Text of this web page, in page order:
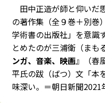
田中正造が師と仰いだ
の著作集（全９巻＋別巻
学術書の出版社」を意識
とめたのが三浦衛（まも
ンガ、音楽、映画』（春
平氏の跋（ばつ）文「本
味深い。＝朝日新聞2021